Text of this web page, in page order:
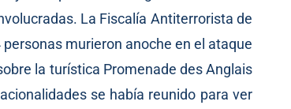
La Fiscalía Antiterrorista de
murieron anoche en el ataque
la turística Promenade des Anglais
se había reunido para ver